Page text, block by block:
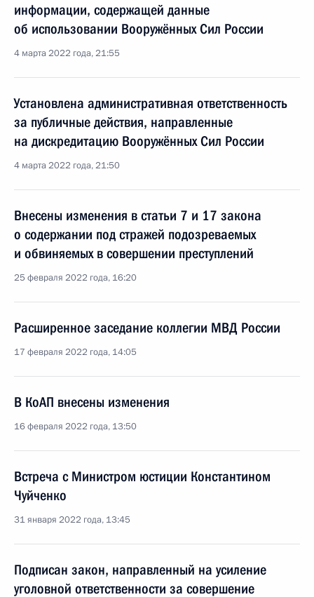
информации, содержащей данные
об использовании Вооружённых Сил России
4 марта 2022 года, 21:55
Установлена административная ответственность
за публичные действия, направленные
на дискредитацию Вооружённых Сил России
4 марта 2022 года, 21:50
Внесены изменения в статьи 7 и 17 закона
о содержании под стражей подозреваемых
и обвиняемых в совершении преступлений
25 февраля 2022 года, 16:20
Расширенное заседание коллегии МВД России
17 февраля 2022 года, 14:05
В КоАП внесены изменения
16 февраля 2022 года, 13:50
Встреча с Министром юстиции Константином
Чуйченко
31 января 2022 года, 13:45
Подписан закон, направленный на усиление
уголовной ответственности за совершение